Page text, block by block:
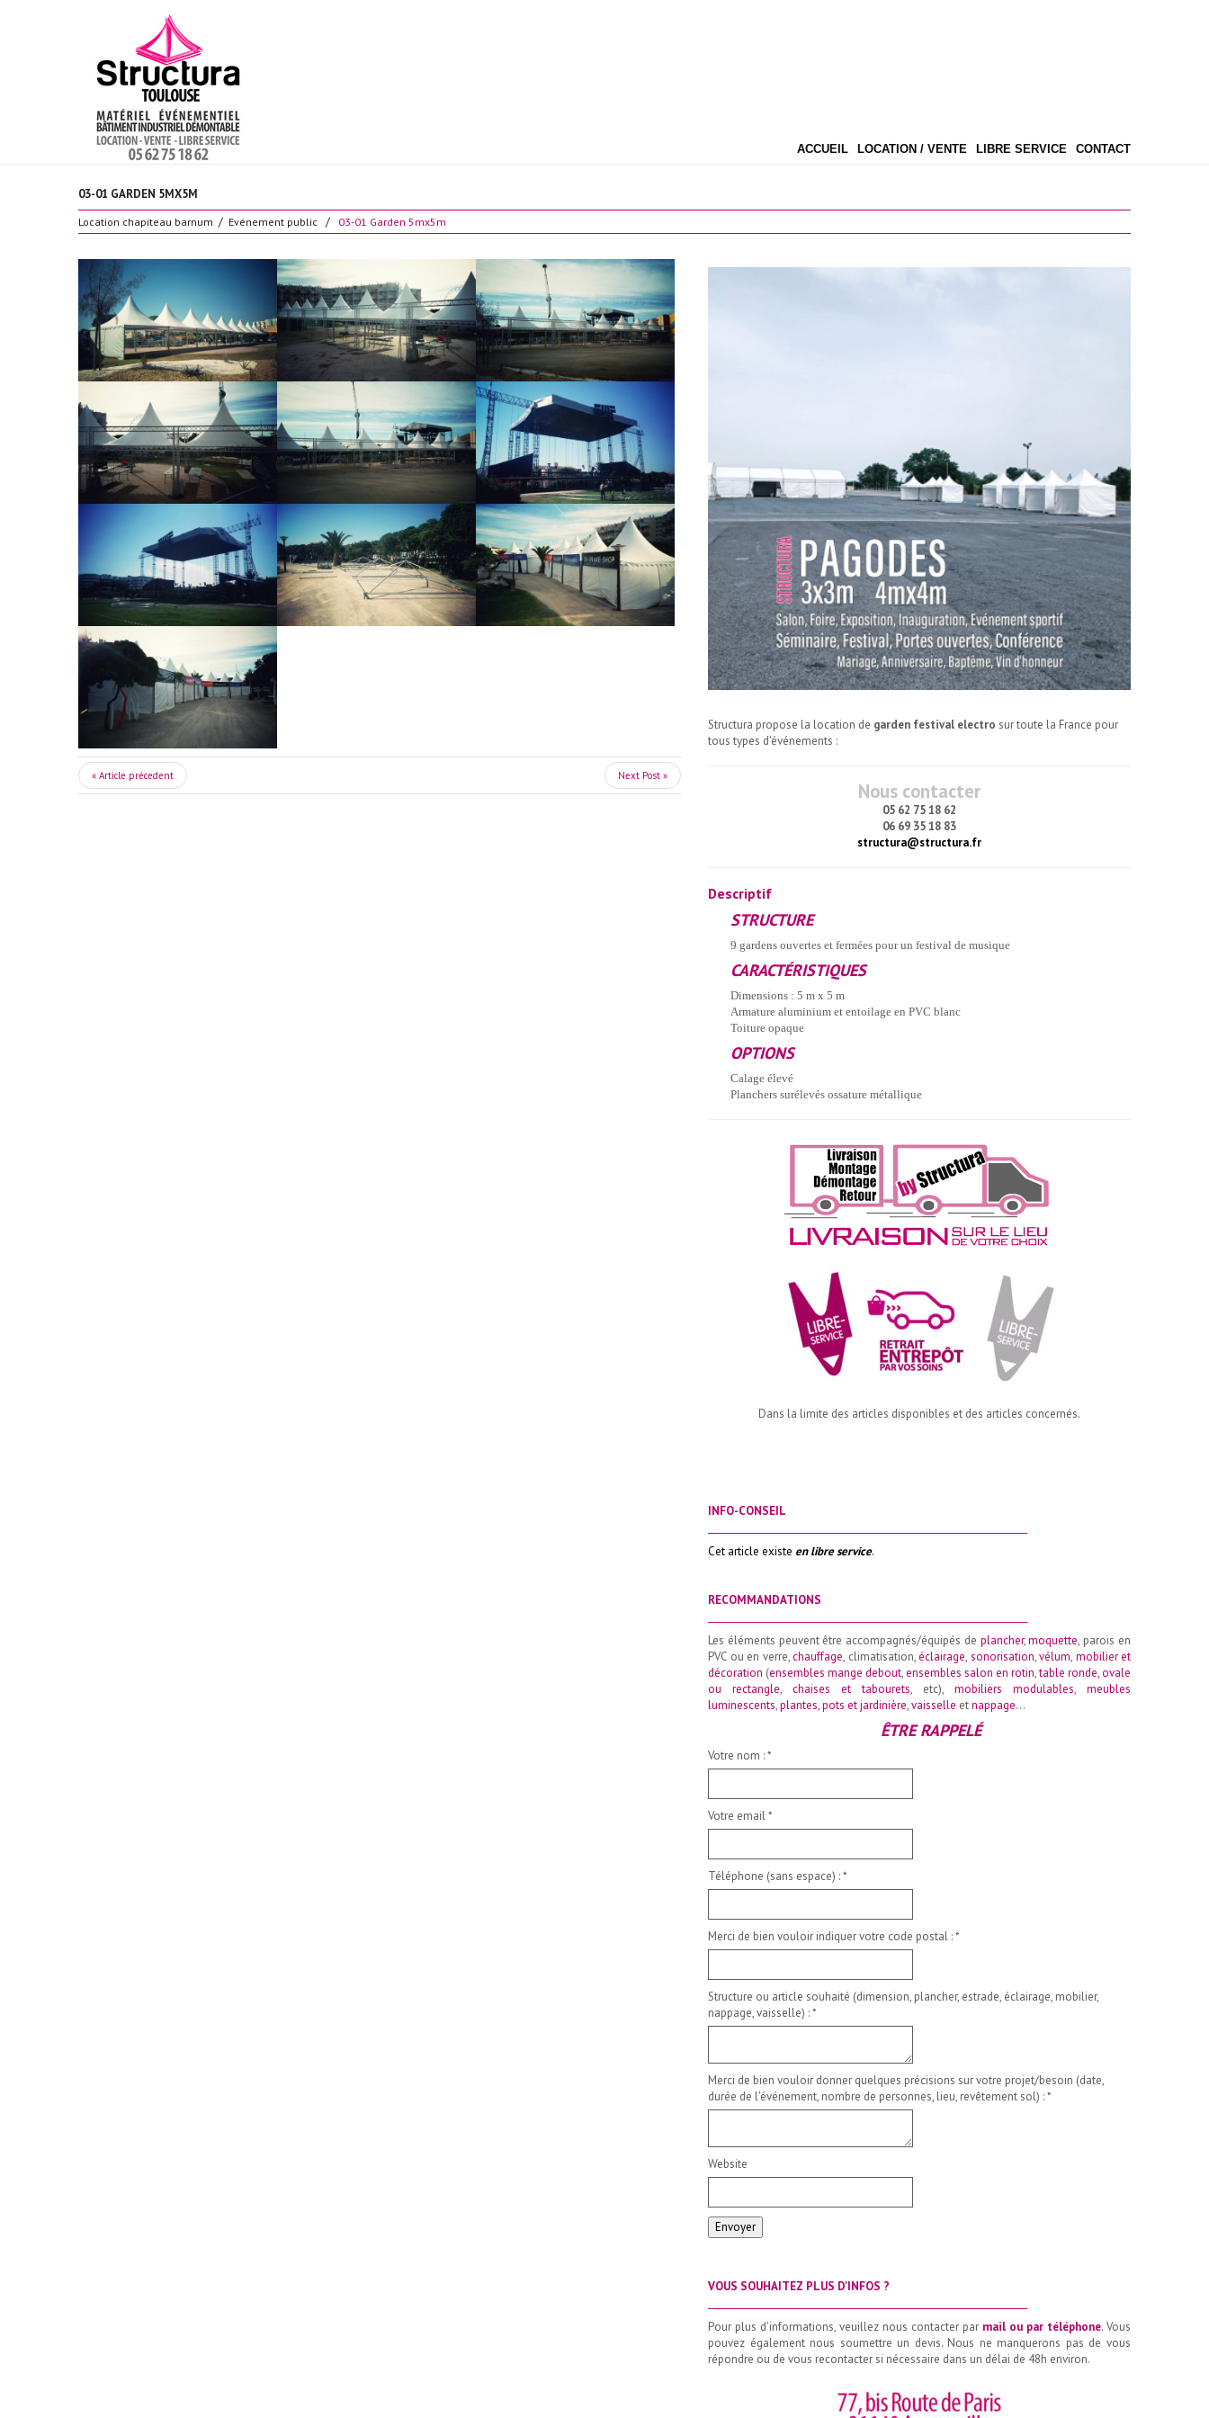
ACCUEIL LOCATION / VENTE LIBRE SERVICE CONTACT
03-01 GARDEN 5MX5M
Location chapiteau barnum Evénement public 03-01 Garden 5mx5m
« Article précedent Next Post »
Structura propose la location de garden festival electro sur toute la France pour
tous types d'événements :
Nous contacter
05 62 75 18 62
06 69 35 18 83
structura@structura.fr
Descriptif
STRUCTURE
9 gardens ouvertes et fermées pour un festival de musique
CARACTÉRISTIQUES
Dimensions : 5 m x 5 m
Armature aluminium et entoilage en PVC blanc
Toiture opaque
OPTIONS
Calage élevé
Planchers surélevés ossature métallique
Dans la limite des articles disponibles et des articles concernés.
INFO-CONSEIL
Cet article existe en libre service.
RECOMMANDATIONS
Les éléments peuvent être accompagnés/équipés de plancher,moquette, parois en
PVC ou en verre,chauffage, climatisation,éclairage, sonorisation,vélum, mobilier et
décoration (ensembles mange debout,ensembles salon en rotin,table ronde,ovale
ou rectangle, chaises et tabourets, etc), mobiliers modulables, meubles
luminescents,plantes, pots et jardinière,vaisselle etnappage…
ÊTRE RAPPELÉ
Votre nom :*
Votre email*
Téléphone (sans espace) :*
Merci de bien vouloir indiquer votre code postal :*
Structure ou article souhaité (dimension, plancher, estrade, éclairage, mobilier,
nappage, vaisselle) :*
Merci de bien vouloir donner quelques précisions sur votre projet/besoin (date,
durée de l'événement, nombre de personnes, lieu, revêtement sol) :*
Website
Envoyer
VOUS SOUHAITEZ PLUS D'INFOS ?
Pour plus d'informations, veuillez nous contacter par mail ou par téléphone. Vous
pouvez également nous soumettre un devis. Nous ne manquerons pas de vous
répondre ou de vous recontacter si nécessaire dans un délai de 48h environ.